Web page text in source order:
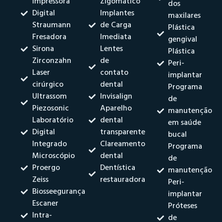
Digital
Straumann
Fresadora
Sirona
Zirconzahn
Laser
cirúrgico
Ultrassom
Piezosonic
Laboratório
Digital
Integrado
Microscópio
Proergo
Zeiss
Biosseegurança
Escaner
Intra-
Implantes
de Carga
Imediata
Lentes
de
contato
dental
Invisalign
Aparelho
dental
transparente
Clareamento
dental
Dentística
restauradora
dos
maxilares
Plástica
gengival
Plástica
Peri-
implantar
Programa
de
manutenção
em saúde
bucal
Programa
de
manutenção
Peri-
implantar
Próteses
de